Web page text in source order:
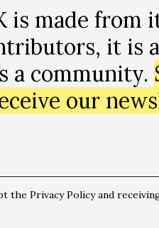
continúan con
alcance, y por otro, un
que este tipo de
porque exploran
son posibles.
se ha tomado
ocupa, dejando atrás el
personalmente, creo
is made from
it is
a community.
our
the Privacy Policy and